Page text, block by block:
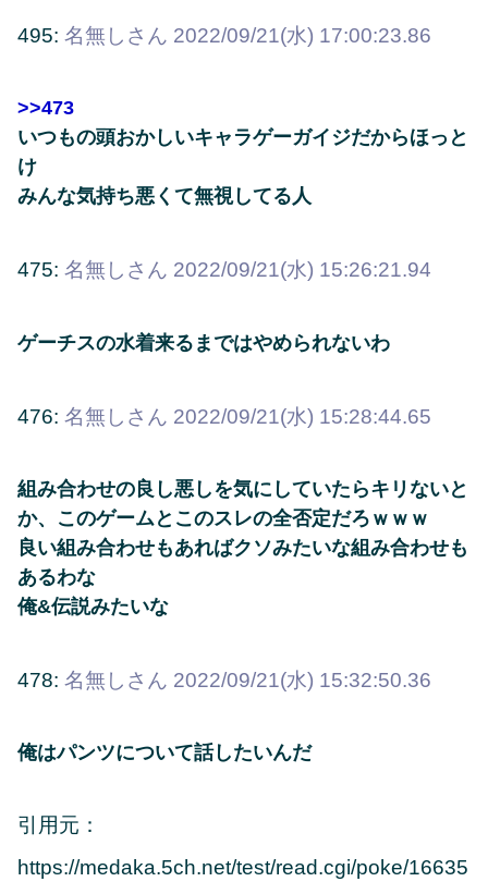
495: 名無しさん 2022/09/21(水) 17:00:23.86
>>473
いつもの頭おかしいキャラゲーガイジだからほっと
け
みんな気持ち悪くて無視してる人
475: 名無しさん 2022/09/21(水) 15:26:21.94
ゲーチスの水着来るまではやめられないわ
476: 名無しさん 2022/09/21(水) 15:28:44.65
組み合わせの良し悪しを気にしていたらキリないと
か、このゲームとこのスレの全否定だろｗｗｗ
良い組み合わせもあればクソみたいな組み合わせも
あるわな
俺&伝説みたいな
478: 名無しさん 2022/09/21(水) 15:32:50.36
俺はパンツについて話したいんだ
引用元：
https://medaka.5ch.net/test/read.cgi/poke/16635